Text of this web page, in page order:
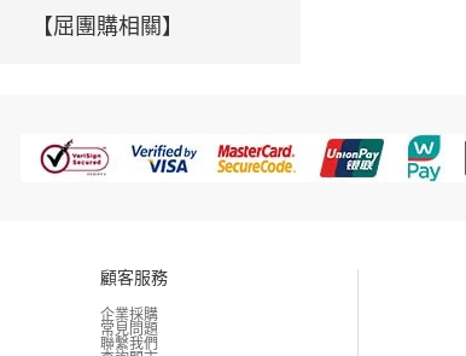
【屈團購相關】
顧客服務
企業採購
常見問題
聯繫我們